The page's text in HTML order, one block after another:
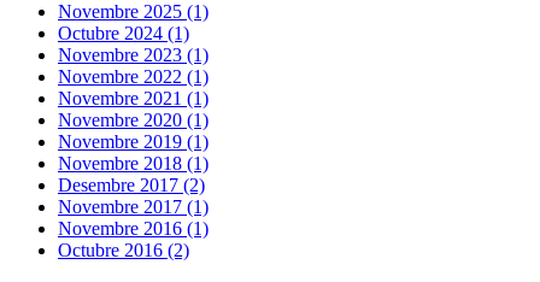
Novembre 2025 (1)
Octubre 2024 (1)
Novembre 2023 (1)
Novembre 2022 (1)
Novembre 2021 (1)
Novembre 2020 (1)
Novembre 2019 (1)
Novembre 2018 (1)
Desembre 2017 (2)
Novembre 2017 (1)
Novembre 2016 (1)
Octubre 2016 (2)